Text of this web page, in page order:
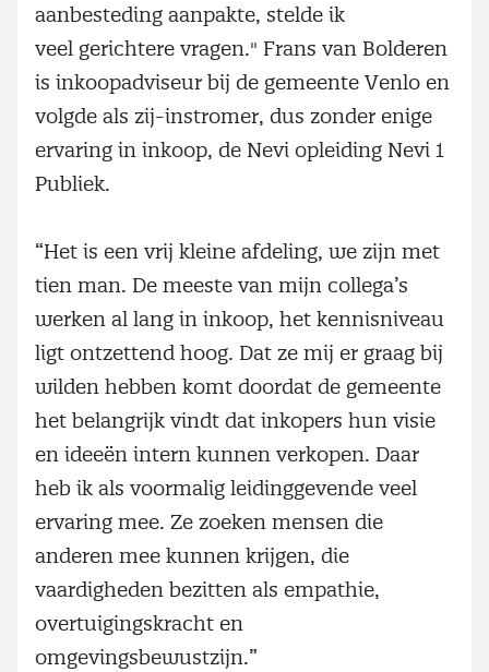
aanbesteding aanpakte, stelde ik
veel gerichtere vragen." Frans van Bolderen
is inkoopadviseur bij de gemeente Venlo en
volgde als zij-instromer, dus zonder enige
ervaring in inkoop, de Nevi opleiding Nevi 1
Publiek.
“Het is een vrij kleine afdeling, we zijn met
tien man. De meeste van mijn collega’s
werken al lang in inkoop, het kennisniveau
ligt ontzettend hoog. Dat ze mij er graag bij
wilden hebben komt doordat de gemeente
het belangrijk vindt dat inkopers hun visie
en ideeën intern kunnen verkopen. Daar
heb ik als voormalig leidinggevende veel
ervaring mee. Ze zoeken mensen die
anderen mee kunnen krijgen, die
vaardigheden bezitten als empathie,
overtuigingskracht en
omgevingsbewustzijn.”